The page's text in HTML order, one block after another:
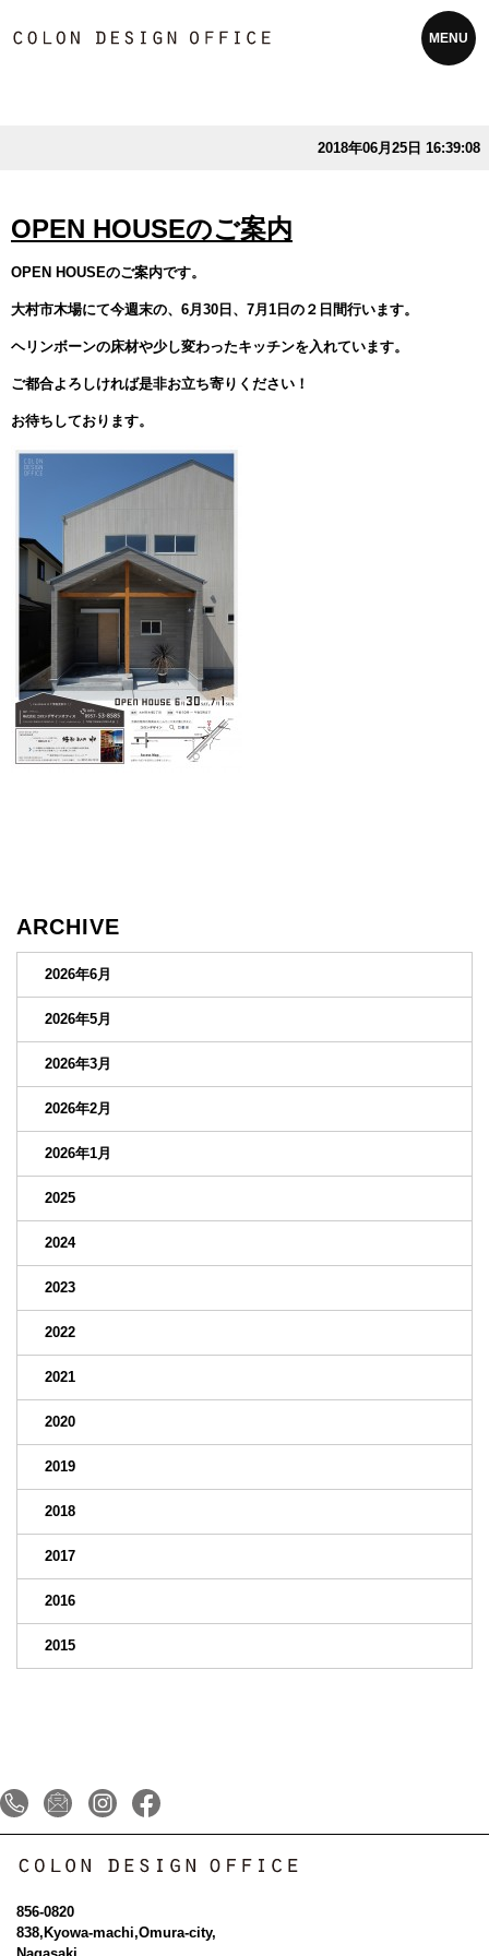
MENU
2018年06月25日 16:39:08
OPEN HOUSEのご案内
OPEN HOUSEのご案内です。
大村市木場にて今週末の、6月30日、7月1日の２日間行います。
ヘリンボーンの床材や少し変わったキッチンを入れています。
ご都合よろしければ是非お立ち寄りください！
お待ちしております。
ARCHIVE
2026年6月
2026年5月
2026年3月
2026年2月
2026年1月
2025
2024
2023
2022
2021
2020
2019
2018
2017
2016
2015
856-0820
838,Kyowa-machi,Omura-city,